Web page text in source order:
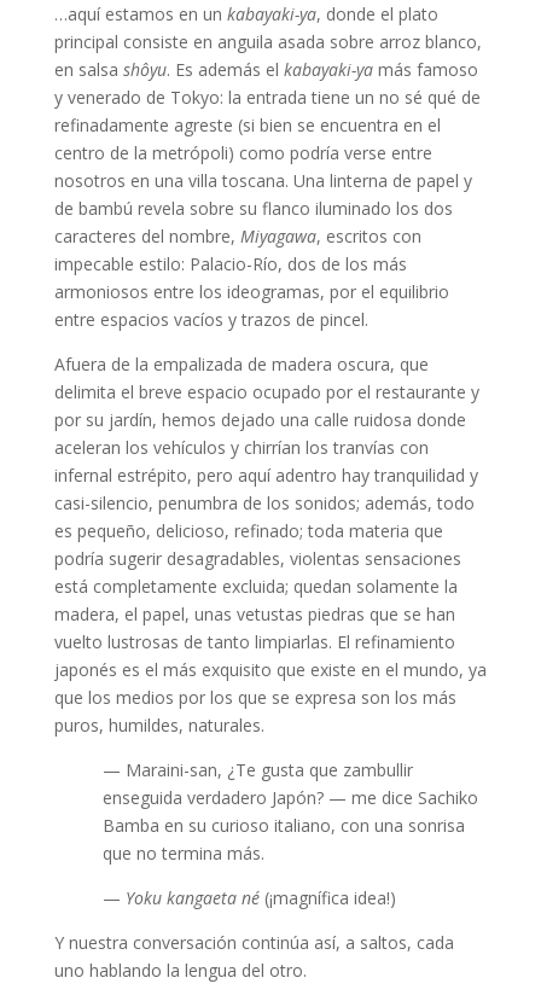
…aquí estamos en un kabayaki-ya, donde el plato
principal consiste en anguila asada sobre arroz blanco,
en salsa shôyu. Es además el kabayaki-yamás famoso
y venerado de Tokyo: la entrada tiene un no sé qué de
refinadamente agreste (si bien se encuentra en el
centro de la metrópoli) como podría verse entre
nosotros en una villa toscana. Una linterna de papel y
de bambú revela sobre su flanco iluminado los dos
caracteres del nombre, Miyagawa, escritos con
impecable estilo: Palacio-Río, dos de los más
armoniosos entre los ideogramas, por el equilibrio
entre espacios vacíos y trazos de pincel.
Afuera de la empalizada de madera oscura, que
delimita el breve espacio ocupado por el restaurante y
por su jardín, hemos dejado una calle ruidosa donde
aceleran los vehículos y chirrían los tranvías con
infernal estrépito, pero aquí adentro hay tranquilidad y
casi-silencio, penumbra de los sonidos; además, todo
es pequeño, delicioso, refinado; toda materia que
podría sugerir desagradables, violentas sensaciones
está completamente excluida; quedan solamente la
madera, el papel, unas vetustas piedras que se han
vuelto lustrosas de tanto limpiarlas. El refinamiento
japonés es el más exquisito que existe en el mundo, ya
que los medios por los que se expresa son los más
puros, humildes, naturales.
— Maraini-san, ¿Te gusta que zambullir
enseguida verdadero Japón? — me dice Sachiko
Bamba en su curioso italiano, con una sonrisa
que no termina más.
— Yoku kangaeta né(¡magnífica idea!)
Y nuestra conversación continúa así, a saltos, cada
uno hablando la lengua del otro.